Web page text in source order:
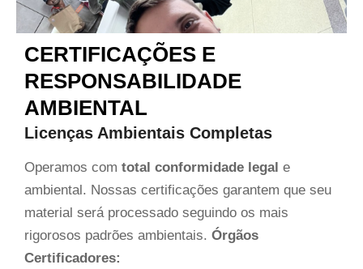
CERTIFICAÇÕES E
RESPONSABILIDADE
AMBIENTAL
Licenças Ambientais Completas
Operamos com total conformidade legal e
ambiental. Nossas certificações garantem que seu
material será processado seguindo os mais
rigorosos padrões ambientais. Órgãos
Certificadores: